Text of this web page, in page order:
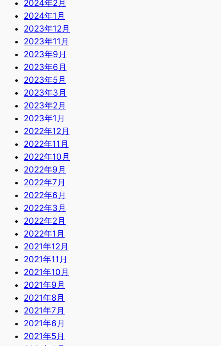
2024年2月
2024年1月
2023年12月
2023年11月
2023年9月
2023年6月
2023年5月
2023年3月
2023年2月
2023年1月
2022年12月
2022年11月
2022年10月
2022年9月
2022年7月
2022年6月
2022年3月
2022年2月
2022年1月
2021年12月
2021年11月
2021年10月
2021年9月
2021年8月
2021年7月
2021年6月
2021年5月